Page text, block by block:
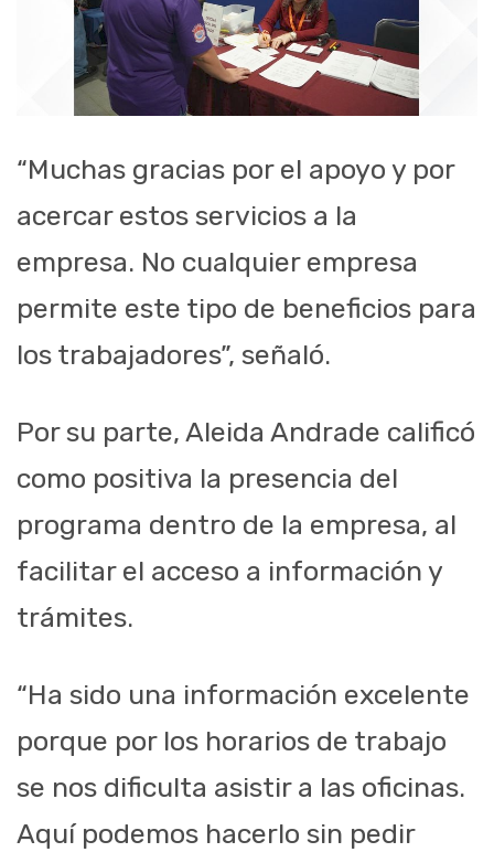
“Muchas gracias por el apoyo y por
acercar estos servicios a la
empresa. No cualquier empresa
permite este tipo de beneficios para
los trabajadores”, señaló.
Por su parte, Aleida Andrade calificó
como positiva la presencia del
programa dentro de la empresa, al
facilitar el acceso a información y
trámites.
“Ha sido una información excelente
porque por los horarios de trabajo
se nos dificulta asistir a las oficinas.
Aquí podemos hacerlo sin pedir